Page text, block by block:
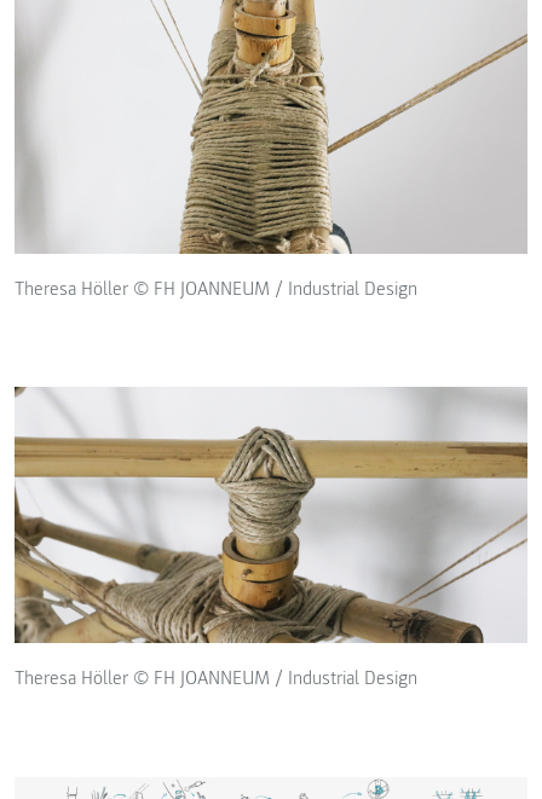
Theresa Höller © FH JOANNEUM / Industrial Design
Theresa Höller © FH JOANNEUM / Industrial Design